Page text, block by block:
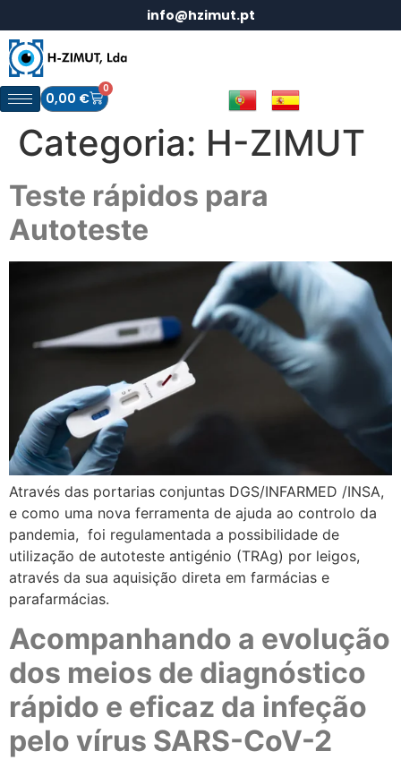
info@hzimut.pt
0,00 €
0
Categoria: H-ZIMUT
Teste rápidos para
Autoteste
Através das portarias conjuntas DGS/INFARMED /INSA,
e como uma nova ferramenta de ajuda ao controlo da
pandemia, foi regulamentada a possibilidade de
utilização de autoteste antigénio (TRAg) por leigos,
através da sua aquisição direta em farmácias e
parafarmácias.
Acompanhando a evolução
dos meios de diagnóstico
rápido e eficaz da infeção
pelo vírus SARS-CoV-2